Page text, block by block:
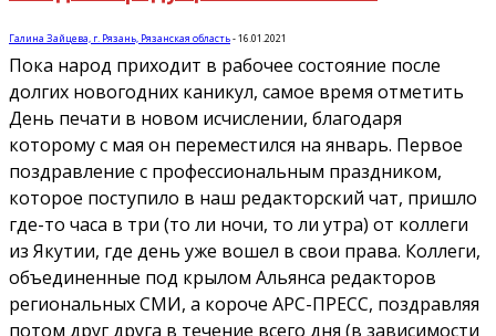
Галина Зайцева, г. Рязань, Рязанская область-16.01.2021
Пока народ приходит в рабочее состояние после
долгих новогодних каникул, самое время отметить
День печати в новом исчислении, благодаря
которому с мая он переместился на январь. Первое
поздравление с профессиональным праздником,
которое поступило в наш редакторский чат, пришло
где-то часа в три (то ли ночи, то ли утра) от коллеги
из Якутии, где день уже вошел в свои права. Коллеги,
объединенные под крылом Альянса редакторов
региональных СМИ, а короче АРС-ПРЕСС, поздравляя
потом друг друга в течение всего дня (в зависимости